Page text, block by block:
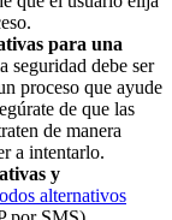
para una
seguridad debe ser
proceso que ayude
de que las
de manera
a intentarlo.
y
alternativos